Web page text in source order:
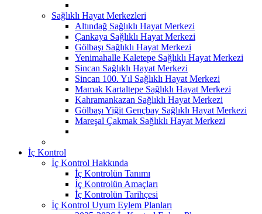
Sağlıklı Hayat Merkezleri
Altındağ Sağlıklı Hayat Merkezi
Çankaya Sağlıklı Hayat Merkezi
Gölbaşı Sağlıklı Hayat Merkezi
Yenimahalle Kaletepe Sağlıklı Hayat Merkezi
Sincan Sağlıklı Hayat Merkezi
Sincan 100. Yıl Sağlıklı Hayat Merkezi
Mamak Kartaltepe Sağlıklı Hayat Merkezi
Kahramankazan Sağlıklı Hayat Merkezi
Gölbaşı Yiğit Gençbay Sağlıklı Hayat Merkezi
Mareşal Çakmak Sağlıklı Hayat Merkezi
İç Kontrol
İç Kontrol Hakkında
İç Kontrolün Tanımı
İç Kontrolün Amaçları
İç Kontrolün Tarihçesi
İç Kontrol Uyum Eylem Planları